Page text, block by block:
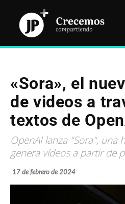
«Sora», el
de videos a
textos de
OpenAI lanza "Sora", una
genera vídeos a partir de
17 de febrero de 2024